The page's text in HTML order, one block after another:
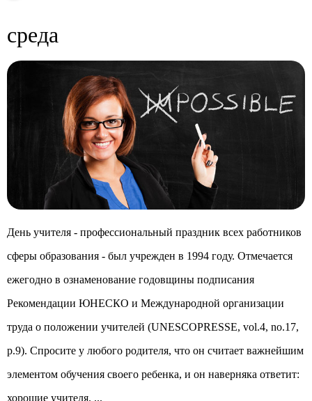
среда
День учителя - профессиональный праздник всех работников
сферы образования - был учрежден в 1994 году. Отмечается
ежегодно в ознаменование годовщины подписания
Рекомендации ЮНЕСКО и Международной организации
труда о положении учителей (UNESCOPRESSE, vol.4, no.17,
p.9). Спросите у любого родителя, что он считает важнейшим
элементом обучения своего ребенка, и он наверняка ответит:
хорошие учителя. ...